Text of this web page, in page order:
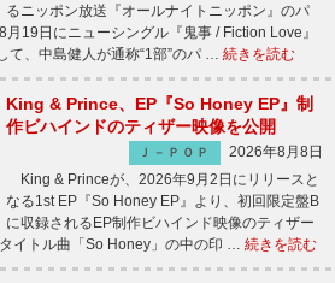
るニッポン放送『オールナイトニッポン』のパ
19日にニューシングル『鬼事 / Fiction Love』
て、中島健人が通称“1部”のパ … 続きを読む
King & Prince、EP『So Honey EP』制
作ビハインドのティザー映像を公開
Ｊ－ＰＯＰ
2026年8月8日
King & Princeが、2026年9月2日にリリースと
なる1st EP『So Honey EP』より、初回限定盤B
に収録されるEP制作ビハインド映像のティザー
イトル曲「So Honey」の中の印 … 続きを読む